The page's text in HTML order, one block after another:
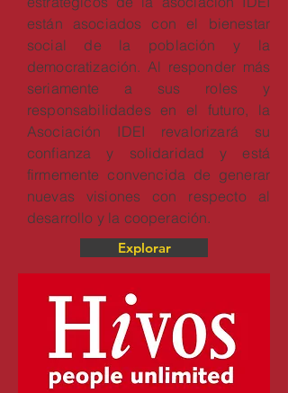
están asociados con el bienestar
social de la población y la
democratización. Al responder más
seriamente a sus roles y
responsabilidades en el futuro, la
Asociación IDEI revalorizará su
confianza y solidaridad y está
firmemente convencida de generar
nuevas visiones con respecto al
desarrollo y la cooperación.
Explorar